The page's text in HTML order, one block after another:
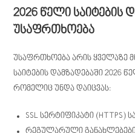
2026 წელი საიტების
უსაფრთხოება
უსაფრთხოება არის ყველაზე
საიტების დამზადებაში 2026
რომელიც უნდა დაიცვას:
SSL სერტიფიკატი
რეგულარული განახლებები